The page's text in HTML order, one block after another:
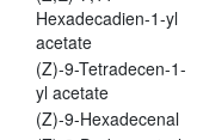
Hexadecadien-1-yl
acetate
(Z)-9-Tetradecen-1-
yl acetate
(Z)-9-Hexadecenal